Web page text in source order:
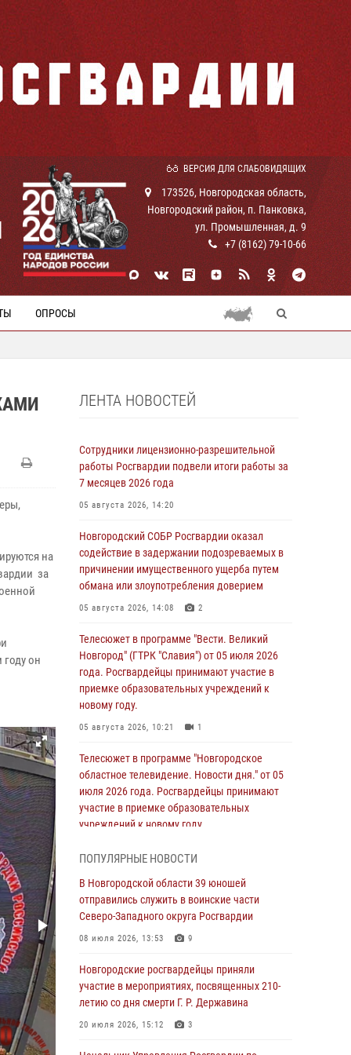
ВЕРСИЯ ДЛЯ СЛАБОВИДЯЩИХ
173526, Новгородская область,
Новгородский район, п. Панковка,
ул. Промышленная, д. 9
+7 (8162) 79-10-66
ОПРОСЫ
на
за
он
ЛЕНТА НОВОСТЕЙ
Сотрудники лицензионно-разрешительной
работы Росгвардии подвели итоги работы за
7 месяцев 2026 года
05 августа 2026, 14:20
Новгородский СОБР Росгвардии оказал
содействие в задержании подозреваемых в
причинении имущественного ущерба путем
обмана или злоупотребления доверием
05 августа 2026, 14:08 2
Телесюжет в программе "Вести. Великий
Новгород" (ГТРК "Славия") от 05 июля 2026
года. Росгвардейцы принимают участие в
приемке образовательных учреждений к
новому году.
05 августа 2026, 10:21 1
Телесюжет в программе "Новгородское
областное телевидение. Новости дня." от 05
июля 2026 года. Росгвардейцы принимают
участие в приемке образовательных
учреждений к новому году.
Росгвардейцы из Великого Новгорода стали
Чемпионате Северо-Западного округа
встретились с детьми из детского лагеря
04 августа 2026, 09:13
Новгородские росгвардейцы за неделю
ПОПУЛЯРНЫЕ НОВОСТИ
В Новгородской области 39 юношей
отправились служить в воинские части
Северо-Западного округа Росгвардии
08 июля 2026, 13:53 9
Новгородские росгвардейцы приняли
участие в мероприятиях, посвященных 210-
летию со дня смерти Г. Р. Державина
20 июля 2026, 15:12 3